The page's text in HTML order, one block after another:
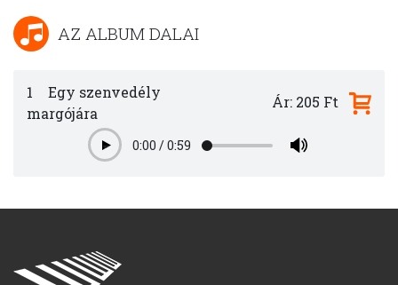
AZ ALBUM DALAI
1
Egy szenvedély
margójára
Play0:00 /0:59
Ár: 205 Ft